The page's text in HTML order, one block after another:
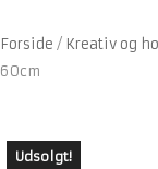
Forside / Kreativ og
60cm
Udsolgt!